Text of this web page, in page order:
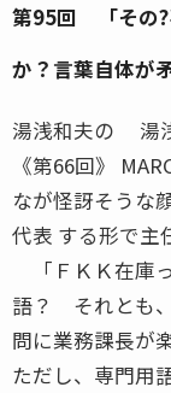
第95回 「その?
か？言葉自体が
湯浅和夫の 湯
《第66回》
なが怪訝そうな
代表 する形で主
「ＦＫＫ在庫
語？ それとも
問に業務課長が
ただし、専門用